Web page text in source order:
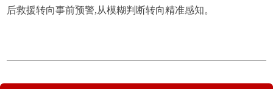
后救援转向事前预警,从模糊判断转向精准感知。